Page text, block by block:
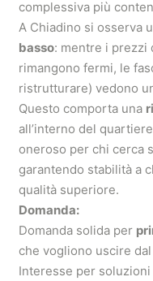
complessiva più
A Chiadino si osserva
basso: mentre i
rimangono fermi, le
ristrutturare) vedono
Questo comporta una
all’interno del
oneroso per chi cerca
garantendo stabilità a
qualità superiore.
Domanda:
Domanda solida per
che vogliono uscire
Interesse per